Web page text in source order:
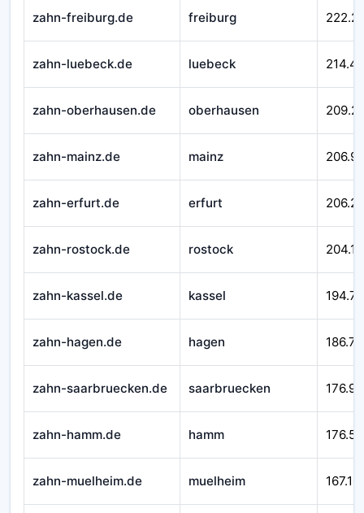
zahn-freiburg.de freiburg
zahn-luebeck.de luebeck
zahn-oberhausen.de oberhausen
zahn-mainz.de mainz
zahn-erfurt.de erfurt
zahn-rostock.de rostock
zahn-kassel.de kassel
zahn-hagen.de hagen
zahn-saarbruecken.de saarbruecken
zahn-hamm.de hamm
zahn-muelheim.de muelheim